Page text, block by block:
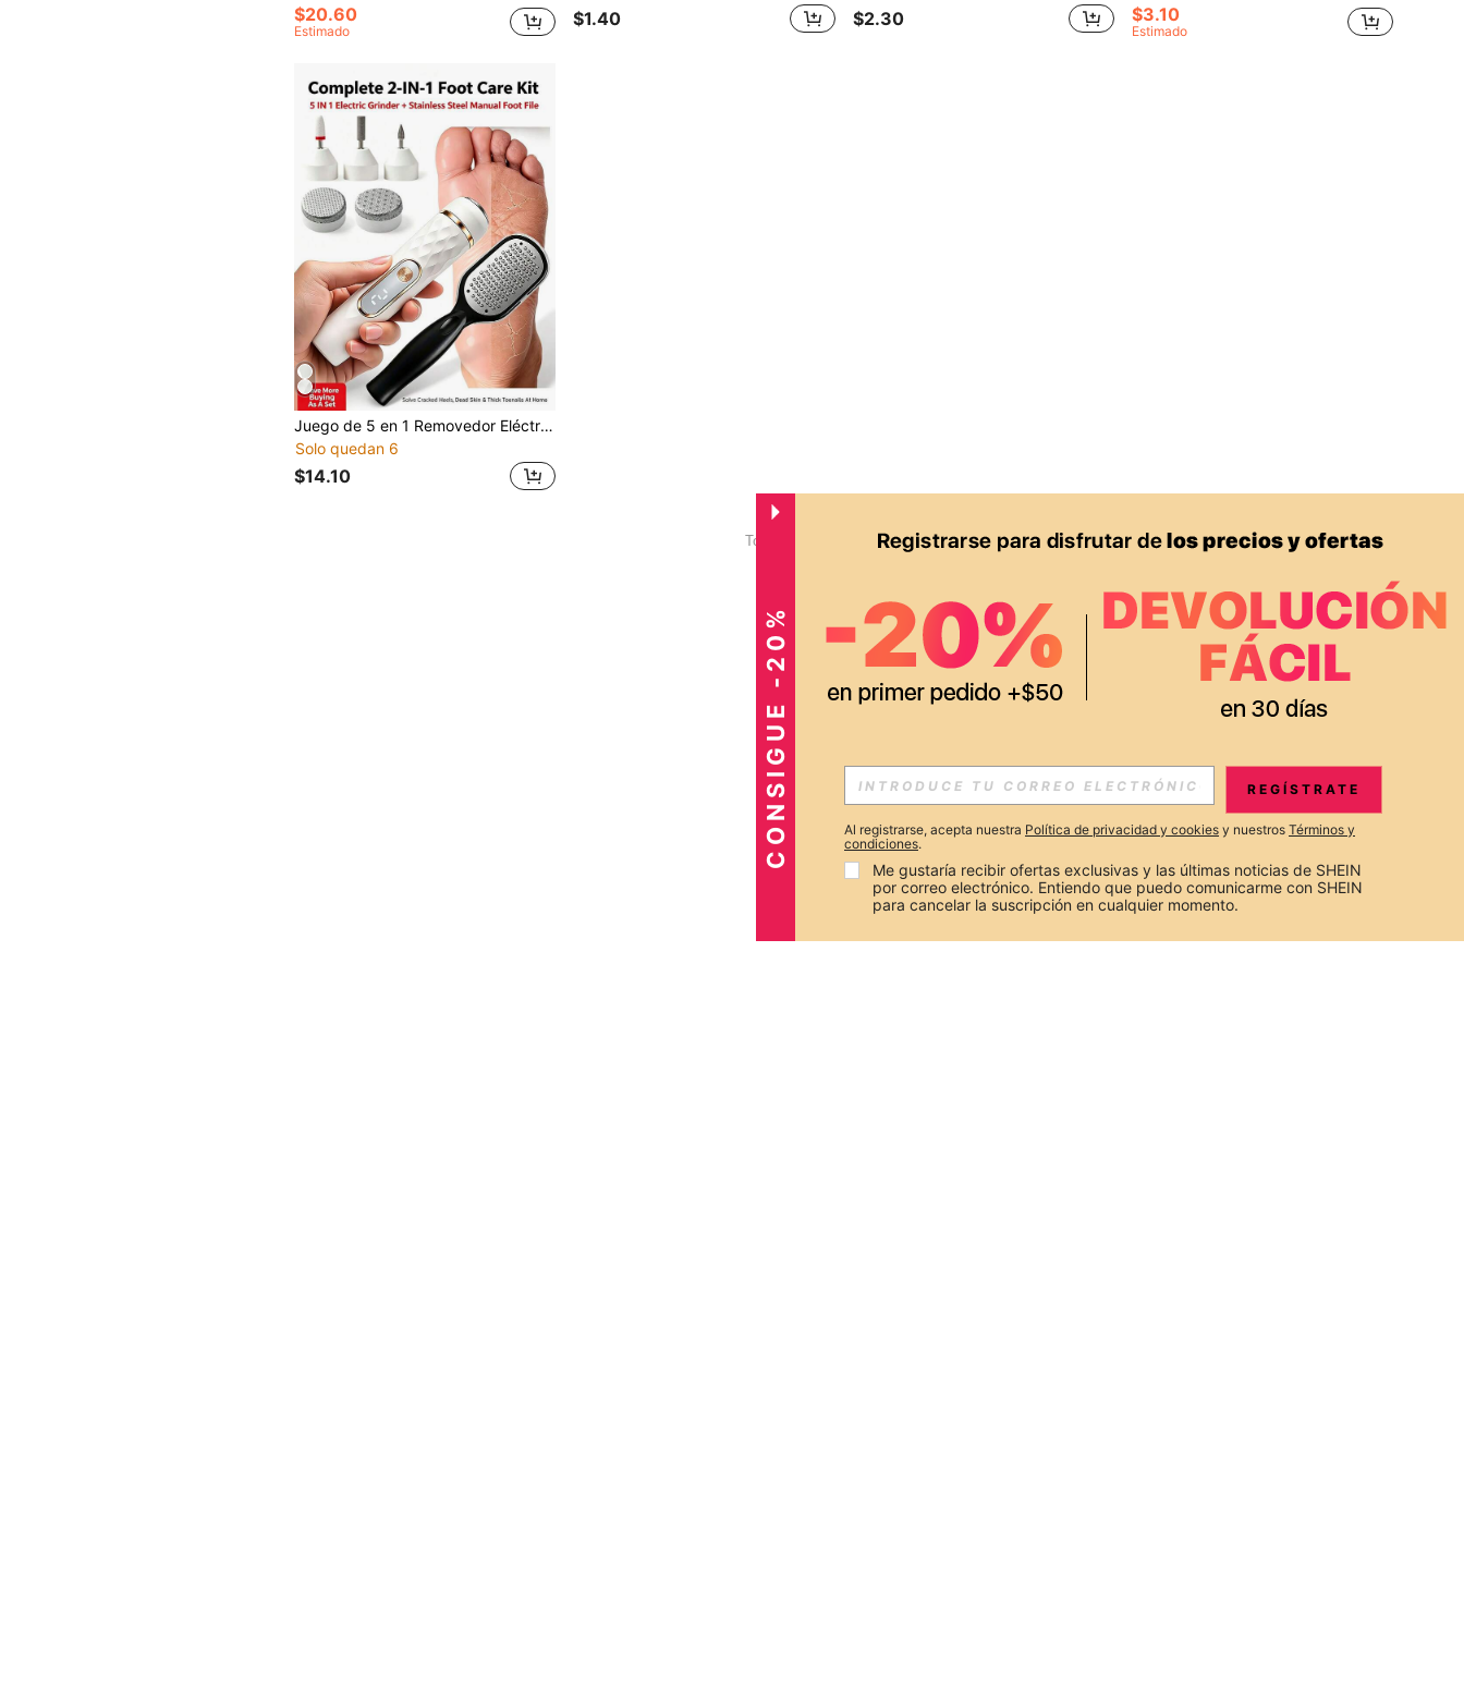
$20.60
Estimado
$1.40 $2.30 $3.10
Estimado
Juego de 5 en 1 Removedor Eléctrico de Callos para Pies con Lima de Acero Inoxidable, Herramienta de Pedicura Recargable por USB con 2 Velocidades Ajustables, Cabezales de Molienda Reemplazables para Eliminar Piel Muerta y Callos, Regalo de Cuidado de Pies para el Hogar y Salón para Hombres, Mujeres y Ancianos
Solo quedan 6
$14.10
Total de 1 páginas 1
CONSIGUE -20% REGÍSTRATE
Al registrarse, acepta nuestra Política de privacidad y cookies y nuestros Términos y
condiciones.
Me gustaría recibir ofertas exclusivas y las últimas noticias de SHEIN
por correo electrónico. Entiendo que puedo comunicarme con SHEIN
para cancelar la suscripción en cualquier momento.